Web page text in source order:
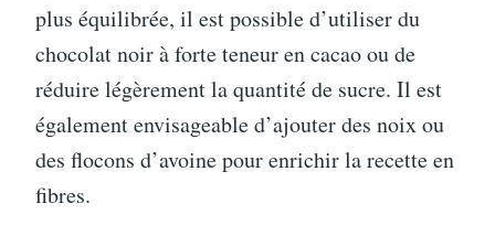
plus équilibrée, il est possible d’utiliser du
chocolat noir à forte teneur en cacao ou de
réduire légèrement la quantité de sucre. Il est
également envisageable d’ajouter des noix ou
des flocons d’avoine pour enrichir la recette en
fibres.